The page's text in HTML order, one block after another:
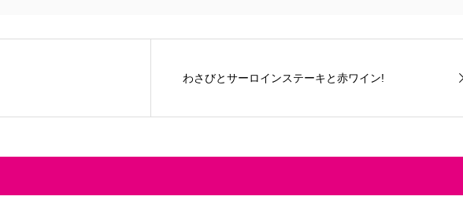
わさびとサーロインステーキと赤ワイン!